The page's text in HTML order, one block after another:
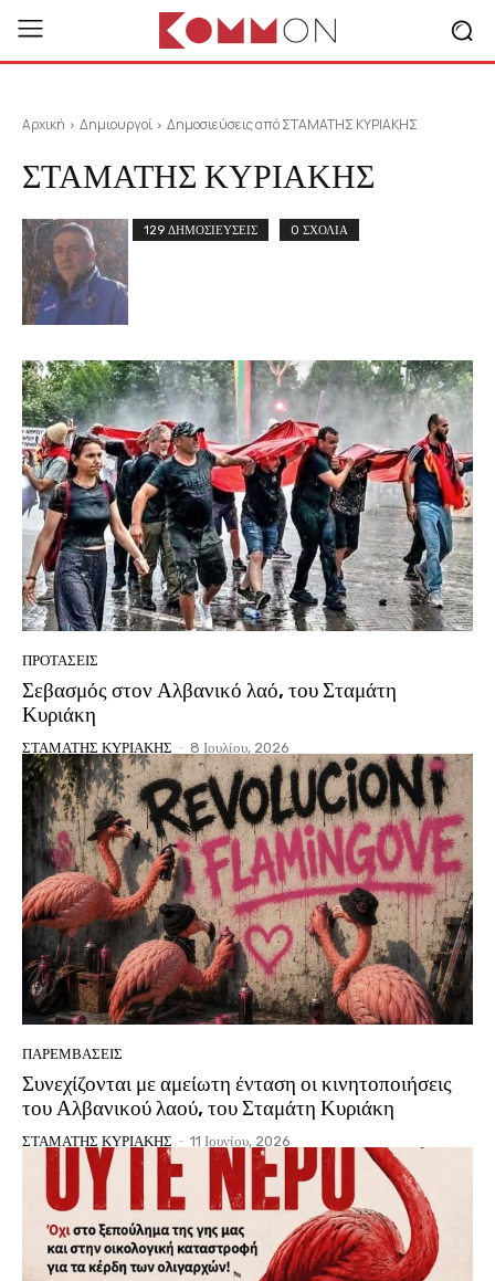
Αρχική Δημιουργοί Δημοσιεύσεις από ΣΤΑΜΑΤΗΣ ΚΥΡΙΑΚΗΣ
ΣΤΑΜΑΤΗΣ ΚΥΡΙΑΚΗΣ
129 ΔΗΜΟΣΙΕΥΣΕΙΣ 0 ΣΧΟΛΙΑ
ΠΡΟΤΑΣΕΙΣ
Σεβασμός στον Αλβανικό λαό, του Σταμάτη
Κυριάκη
ΣΤΑΜΑΤΗΣ ΚΥΡΙΑΚΗΣ - 8 Ιουλίου, 2026
ΠΑΡΕΜΒΑΣΕΙΣ
Συνεχίζονται με αμείωτη ένταση οι κινητοποιήσεις
του Αλβανικού λαού, του Σταμάτη Κυριάκη
ΣΤΑΜΑΤΗΣ ΚΥΡΙΑΚΗΣ - 11 Ιουνίου, 2026